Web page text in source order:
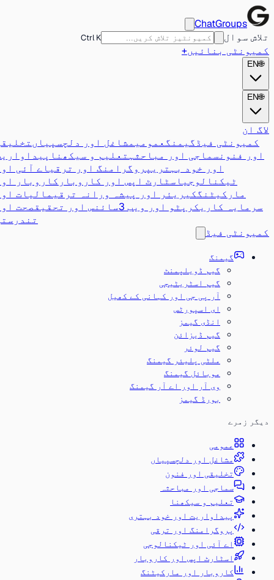
ChatGroups
تلاش سوال
Ctrl K
کمیونٹی بنائیں+
🌐
EN
🌐
EN
لاگ ان
کمیونٹی فیڈگیمنگعمومیمشاغل اور دلچسپیاں تخلیقی
اور فنون سماجی اور مباحثہتعلیم و سیکھناپیداواریت
اور خود بہتری پروگرامنگ اور ترقیاے آئی اور
ٹیکنالوجیاسٹارٹ اپس اور کاروبار کاروبار اور
مارکیٹنگکیریئر اور پیشہ ورانہ ترقیمالیات اور
سرمایہ کاری کرپٹو اور ویب 3 سائنس اور تحقیقصحت اور
تندرستی
کمیونٹی فیڈ
گیمنگ
گیم ڈویلپمنٹ
گیم اسٹریٹیجی
آر پی جی اور کہانی کے کھیل
ای اسپورٹس
انڈی گیمز
گیم ڈیزائن
گیم لوئر
ملٹی پلیئر گیمنگ
موبائل گیمنگ
وی آر اور اے آر گیمنگ
بورڈ گیمز
دیگر زمرے
عمومی
مشاغل اور دلچسپیاں
تخلیقی اور فنون
سماجی اور مباحثہ
تعلیم و سیکھنا
پیداواریت اور خود بہتری
پروگرامنگ اور ترقی
اے آئی اور ٹیکنالوجی
اسٹارٹ اپس اور کاروبار
کاروبار اور مارکیٹنگ